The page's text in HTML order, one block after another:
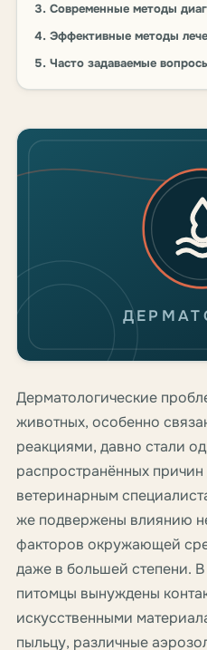
Современные методы
Эффективные методы
Часто задаваемые
Дерматологические
животных, особенно
реакциями, давно стали
распространённых
ветеринарным
же подвержены влиянию
факторов окружающей
даже в большей степени.
питомцы вынуждены
искусственными
пыльцу, различные